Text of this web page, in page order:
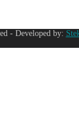
- Developed by: